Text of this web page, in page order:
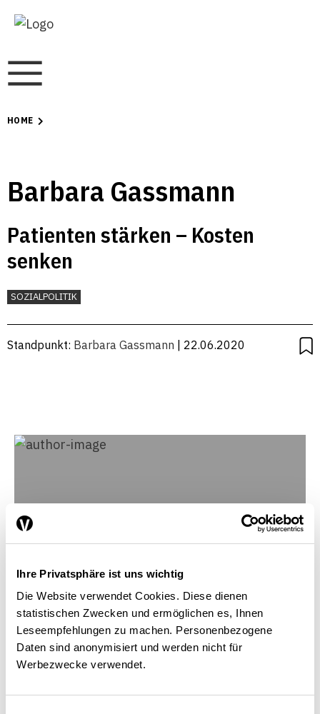
Ihre Privatsphäre ist uns wichtig
Die Website verwendet Cookies. Diese dienen
statistischen Zwecken und ermöglichen es, Ihnen
Leseempfehlungen zu machen. Personenbezogene
Daten sind anonymisiert und werden nicht für
Werbezwecke verwendet.
HOME
Barbara Gassmann
Patienten stärken – Kosten
senken
SOZIALPOLITIK
Standpunkt: Barbara Gassmann | 22.06.2020
Barbara Gassmann